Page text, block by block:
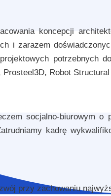
koncepcji
i zarazem
potrzebnych
Robot
socjalno-biurowym o
kadrę
przy zachowaniu